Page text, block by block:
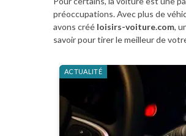
préoccupations. Avec plus de
avons créé loisirs-voiture.com,
savoir pour tirer le meilleur de
ACTUALITÉ